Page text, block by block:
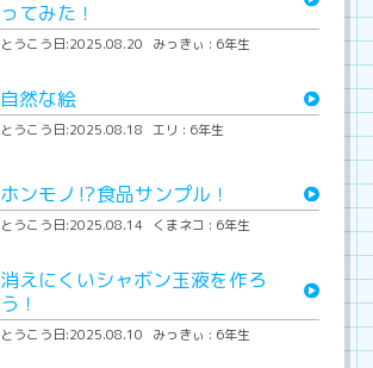
ってみた！
とうこう日:2025.08.20 みっきぃ : 6年生
自然な絵
とうこう日:2025.08.18 エリ : 6年生
ホンモノ⁉︎食品サンプル！
とうこう日:2025.08.14 くまネコ : 6年生
消えにくいシャボン玉液を作ろ
う！
とうこう日:2025.08.10 みっきぃ : 6年生